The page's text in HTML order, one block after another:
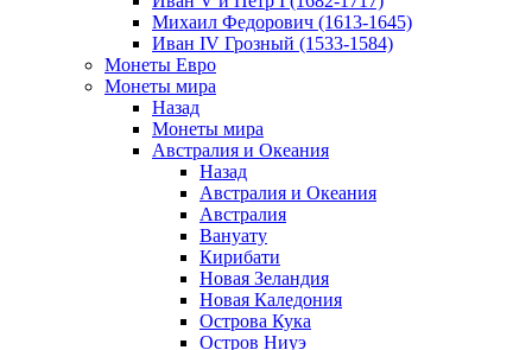
Михаил Федорович (1613-1645)
Иван IV Грозный (1533-1584)
Монеты Евро
Монеты мира
Назад
Монеты мира
Австралия и Океания
Назад
Австралия и Океания
Австралия
Вануату
Кирибати
Новая Зеландия
Новая Каледония
Острова Кука
Остров Ниуэ